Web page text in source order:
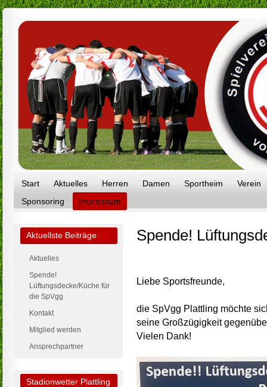
Start Aktuelles Herren Damen Sportheim
Verein
Sponsoring
Impressum
Aktuellste Beiträge
Aktuelles
Spende!
Lüftungsdecke/Küche für
die SpVgg
Kontakt
Mitglied werden
Ansprechpartner
Stadionwetter Plattling
Spende!
Liebe Sportsfreunde,
die SpVgg Plattling möchte
seine Großzügigkeit
Vielen Dank!